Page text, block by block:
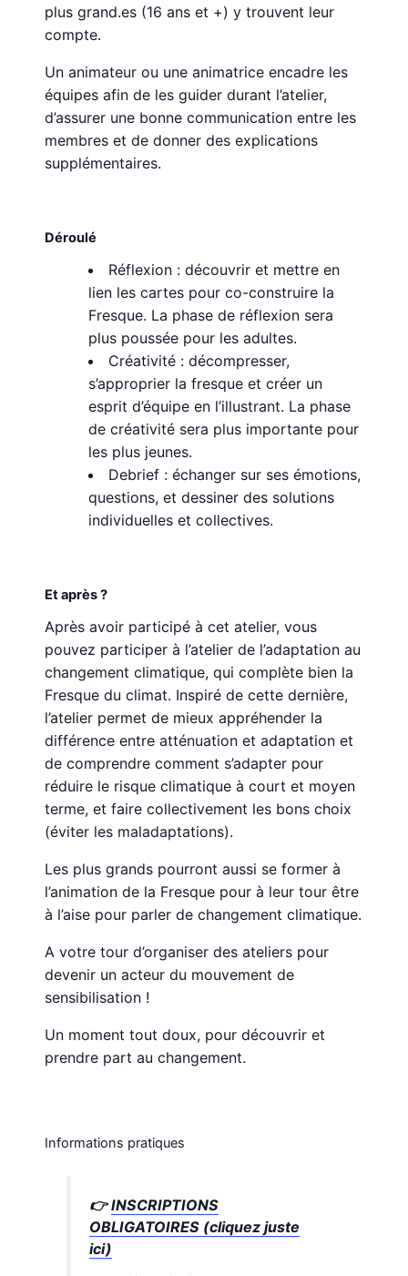
plus grand.es (16 ans et +) y trouvent leur
compte.
Un animateur ou une animatrice encadre les
équipes afin de les guider durant l’atelier,
d’assurer une bonne communication entre les
membres et de donner des explications
supplémentaires.
Déroulé
Réflexion : découvrir et mettre en
lien les cartes pour co-construire la
Fresque. La phase de réflexion sera
plus poussée pour les adultes.
Créativité : décompresser,
s’approprier la fresque et créer un
esprit d’équipe en l’illustrant. La phase
de créativité sera plus importante pour
les plus jeunes.
Debrief : échanger sur ses émotions,
questions, et dessiner des solutions
individuelles et collectives.
Et après ?
Après avoir participé à cet atelier, vous
pouvez participer à l’atelier de l’adaptation au
changement climatique, qui complète bien la
Fresque du climat. Inspiré de cette dernière,
l’atelier permet de mieux appréhender la
différence entre atténuation et adaptation et
de comprendre comment s’adapter pour
réduire le risque climatique à court et moyen
terme, et faire collectivement les bons choix
(éviter les maladaptations).
Les plus grands pourront aussi se former à
l’animation de la Fresque pour à leur tour être
à l’aise pour parler de changement climatique.
A votre tour d’organiser des ateliers pour
devenir un acteur du mouvement de
sensibilisation !
Un moment tout doux, pour découvrir et
prendre part au changement.
Informations pratiques
👉INSCRIPTIONS
OBLIGATOIRES (cliquez juste
ici)